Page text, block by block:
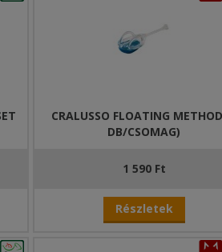
CRALUSSO FLOATING
DB/CSOMAG)
1 590 Ft
Részletek